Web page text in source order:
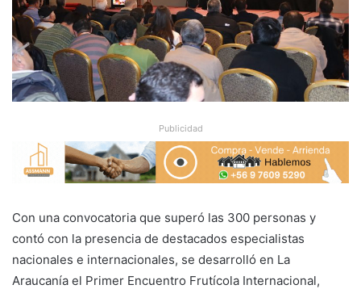
Publicidad
Con una convocatoria que superó las 300 personas y
contó con la presencia de destacados especialistas
nacionales e internacionales, se desarrolló en La
Araucanía el Primer Encuentro Frutícola Internacional,